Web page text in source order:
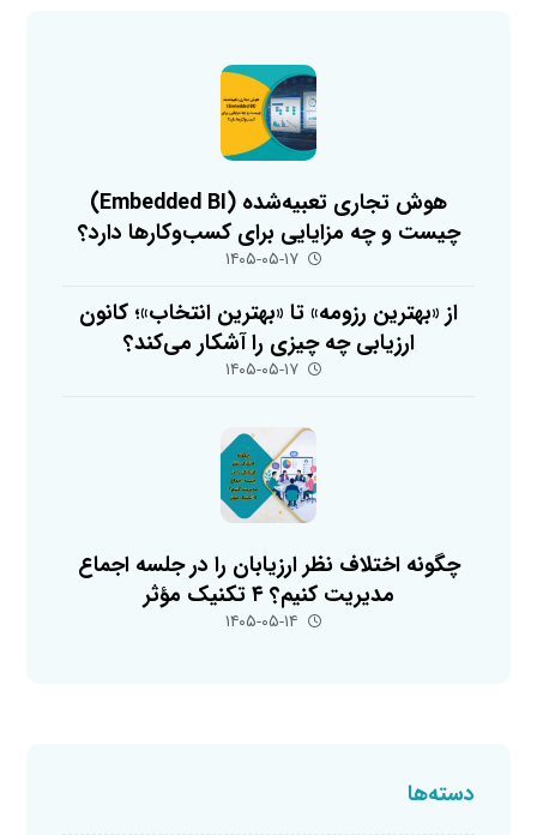
هوش تجاری تعبیه‌شده (Embedded BI)
چیست و چه مزایایی برای کسب‌وکارها دارد؟
۱۴۰۵-۰۵-۱۷
از «بهترین رزومه» تا «بهترین انتخاب»؛ کانون
ارزیابی چه چیزی را آشکار می‌کند؟
۱۴۰۵-۰۵-۱۷
چگونه اختلاف نظر ارزیابان را در جلسه اجماع
مدیریت کنیم؟ ۴ تکنیک مؤثر
۱۴۰۵-۰۵-۱۴
دسته‌ها